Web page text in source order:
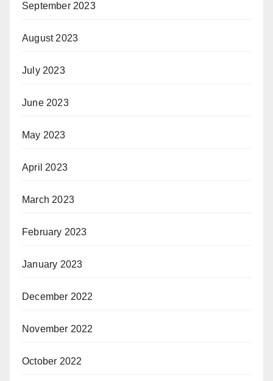
September 2023
August 2023
July 2023
June 2023
May 2023
April 2023
March 2023
February 2023
January 2023
December 2022
November 2022
October 2022